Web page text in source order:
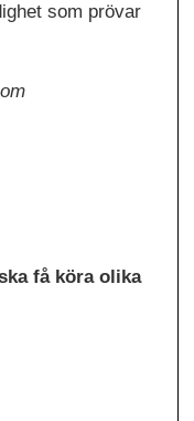
som prövar
få köra olika